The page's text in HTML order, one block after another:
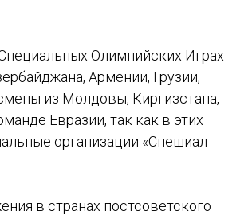
Олимпийских Играх
Армении, Грузии,
из Молдовы, Киргизстана,
Евразии, так как в этих
организации «Спешиал
в странах постсоветского